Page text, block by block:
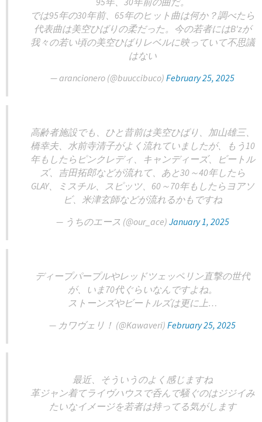
では95年の30年前、65年のヒット曲は何か？調べたら
代表曲は美空ひばりの柔だった。今の若者にはB'zが
我々の若い頃の美空ひばりレベルに映っていて不思議
はない
— arancionero (@buuccibuco) February 25, 2025
高齢者施設でも、ひと昔前は美空ひばり、加山雄三、
橋幸夫、水前寺清子がよく流れていましたが、もう10
年もしたらピンクレディ、キャンディーズ、ビートル
ズ、吉田拓郎などが流れて、あと30～40年したら
GLAY、ミスチル、スピッツ、60～70年もしたらヨアソ
ビ、米津玄師などが流れるかもですね
— うちのエース (@our_ace) January 1, 2025
ディープパープルやレッドツェッペリン直撃の世代
が、いま70代ぐらいなんですよね。
ストーンズやビートルズは更に上…
— カワヴェリ！ (@Kawaveri) February 25, 2025
最近、そういうのよく感じますね
革ジャン着てライヴハウスで呑んで騒ぐのはジジイみ
たいなイメージを若者は持ってる気がします